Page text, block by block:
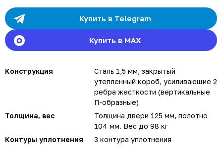
Купить в Telegram
Купить в MAX
Конструкция
Сталь 1,5 мм, закрытый
утепленный короб, усиливающие 2
ребра жесткости (вертикальные
П-образные)
Толщина, вес
Толщина двери 125 мм, полотно
104 мм. Вес до 98 кг
Контуры уплотнения
3 контура уплотнения